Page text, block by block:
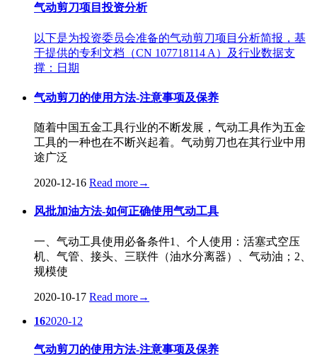
气动剪刀项目投资分析
以下是为投资委员会准备的气动剪刀项目分析简报，基
于提供的专利文档（CN 107718114 A）及行业数据支
撑：日期
气动剪刀的使用方法-注意事项及保养
随着中国五金工具行业的不断发展，气动工具作为五金
工具的一种也在不断兴起着。气动剪刀也在其行业中用
途广泛
2020-12-16 Read more→
风批加油方法-如何正确使用气动工具
一、气动工具使用必备条件1、个人使用：活塞式空压
机、气管、接头、三联件（油水分离器）、气动油；2、
规模使
2020-10-17 Read more→
162020-12
气动剪刀的使用方法-注意事项及保养